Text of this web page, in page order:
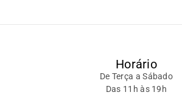
Horário
De Terça a Sábado
Das 11h às 19h